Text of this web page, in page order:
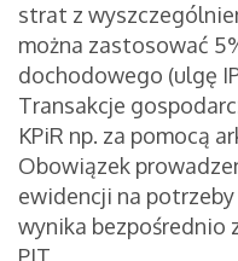
strat z
można zastosować
dochodowego (ulgę
Transakcje
KPiR np. za pomocą
Obowiązek
ewidencji na
wynika bezpośrednio